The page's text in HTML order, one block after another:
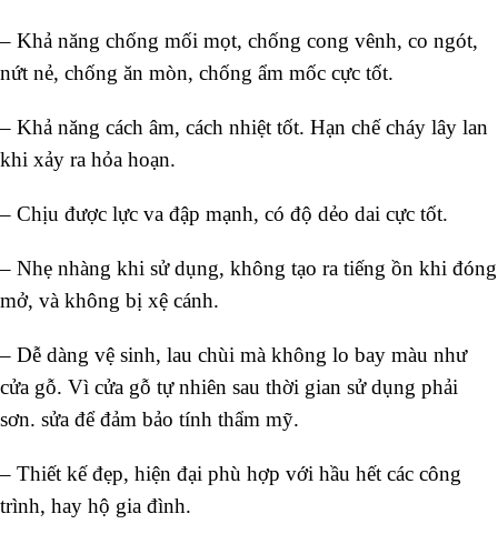
– Khả năng chống mối mọt, chống cong vênh, co ngót,
nứt nẻ, chống ăn mòn, chống ẩm mốc cực tốt.
– Khả năng cách âm, cách nhiệt tốt. Hạn chế cháy lây lan
khi xảy ra hỏa hoạn.
– Chịu được lực va đập mạnh, có độ dẻo dai cực tốt.
– Nhẹ nhàng khi sử dụng, không tạo ra tiếng ồn khi đóng
mở, và không bị xệ cánh.
– Dễ dàng vệ sinh, lau chùi mà không lo bay màu như
cửa gỗ. Vì cửa gỗ tự nhiên sau thời gian sử dụng phải
sơn. sửa để đảm bảo tính thẩm mỹ.
– Thiết kế đẹp, hiện đại phù hợp với hầu hết các công
trình, hay hộ gia đình.